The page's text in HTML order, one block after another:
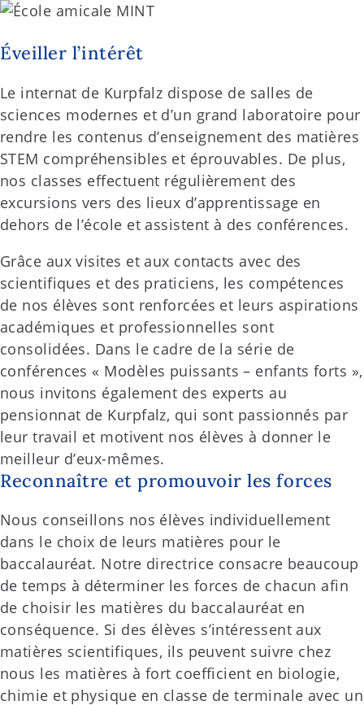
Éveiller l’intérêt
Le internat de Kurpfalz dispose de salles de
sciences modernes et d’un grand laboratoire pour
rendre les contenus d’enseignement des matières
STEM compréhensibles et éprouvables. De plus,
nos classes effectuent régulièrement des
excursions vers des lieux d’apprentissage en
dehors de l’école et assistent à des conférences.
Grâce aux visites et aux contacts avec des
scientifiques et des praticiens, les compétences
de nos élèves sont renforcées et leurs aspirations
académiques et professionnelles sont
consolidées. Dans le cadre de la série de
conférences « Modèles puissants – enfants forts »,
nous invitons également des experts au
pensionnat de Kurpfalz, qui sont passionnés par
leur travail et motivent nos élèves à donner le
meilleur d’eux-mêmes.
Reconnaître et promouvoir les forces
Nous conseillons nos élèves individuellement
dans le choix de leurs matières pour le
baccalauréat. Notre directrice consacre beaucoup
de temps à déterminer les forces de chacun afin
de choisir les matières du baccalauréat en
conséquence. Si des élèves s’intéressent aux
matières scientifiques, ils peuvent suivre chez
nous les matières à fort coefficient en biologie,
chimie et physique en classe de terminale avec un